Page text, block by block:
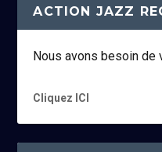
ACTION JAZZ
Nous avons besoin de
Cliquez ICI